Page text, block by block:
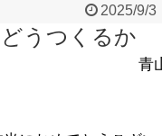
2025/9/3
うつくるか
青